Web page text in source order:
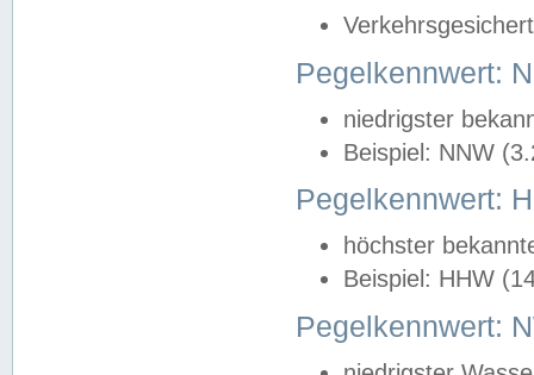
Pegelkennwert:
niedrigster
Beispiel: NNW
Pegelkennwert:
höchster
Beispiel: HHW
Pegelkennwert: